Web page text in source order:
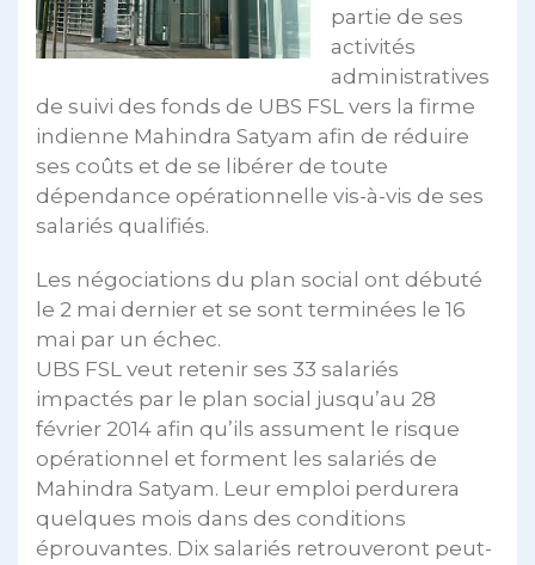
partie de ses
activités
administratives
de suivi des fonds de UBS FSL vers la firme
indienne Mahindra Satyam afin de réduire
ses coûts et de se libérer de toute
dépendance opérationnelle vis-à-vis de ses
salariés qualifiés.
Les négociations du plan social ont débuté
le 2 mai dernier et se sont terminées le 16
mai par un échec.
UBS FSL veut retenir ses 33 salariés
impactés par le plan social jusqu’au 28
février 2014 afin qu’ils assument le risque
opérationnel et forment les salariés de
Mahindra Satyam. Leur emploi perdurera
quelques mois dans des conditions
éprouvantes. Dix salariés retrouveront peut-